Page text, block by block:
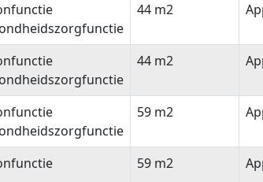
44 m2
44 m2
59 m2
59 m2